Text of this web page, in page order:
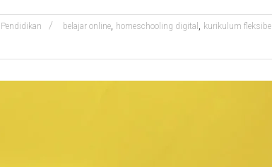
Pendidikan belajar online, homeschooling digital , kurikulum fleksibel